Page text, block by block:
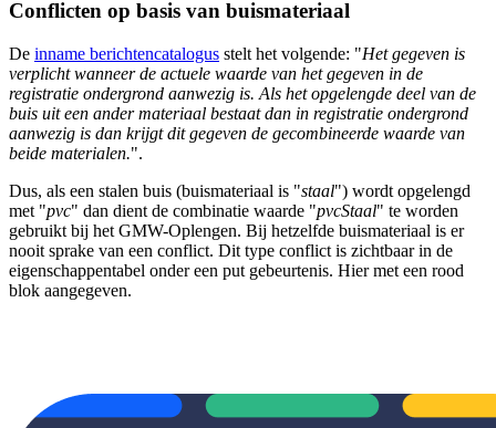
Conflicten op basis van buismateriaal
De inname berichtencatalogus stelt het volgende: "Het gegeven is
verplicht wanneer de actuele waarde van het gegeven in de
registratie ondergrond aanwezig is. Als het opgelengde deel van de
buis uit een ander materiaal bestaat dan in registratie ondergrond
aanwezig is dan krijgt dit gegeven de gecombineerde waarde van
beide materialen.".
Dus, als een stalen buis (buismateriaal is "staal") wordt opgelengd
met "pvc" dan dient de combinatie waarde "pvcStaal" te worden
gebruikt bij het GMW-Oplengen. Bij hetzelfde buismateriaal is er
nooit sprake van een conflict. Dit type conflict is zichtbaar in de
eigenschappentabel onder een put gebeurtenis. Hier met een rood
blok aangegeven.